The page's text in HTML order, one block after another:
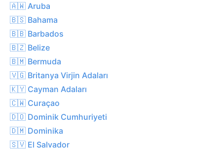
🇦🇼 Aruba
🇧🇸 Bahama
🇧🇧 Barbados
🇧🇿 Belize
🇧🇲 Bermuda
🇻🇬 Britanya Virjin Adaları
🇰🇾 Cayman Adaları
🇨🇼 Curaçao
🇩🇴 Dominik Cumhuriyeti
🇩🇲 Dominika
🇸🇻 El Salvador